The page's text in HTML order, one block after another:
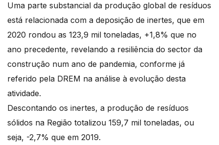
Uma parte substancial da produção global de resíduos
está relacionada com a deposição de inertes, que em
2020 rondou as 123,9 mil toneladas, +1,8% que no
ano precedente, revelando a resiliência do sector da
construção num ano de pandemia, conforme já
referido pela DREM na análise à evolução desta
atividade.
Descontando os inertes, a produção de resíduos
sólidos na Região totalizou 159,7 mil toneladas, ou
seja, -2,7% que em 2019.